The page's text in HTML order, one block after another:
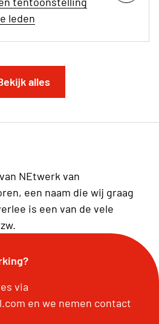
leden
alles
NEtwerk van
een naam die wij graag
is een van de vele
via
en we nemen contact